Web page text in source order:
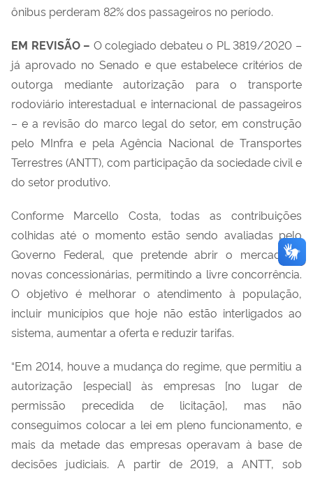
ônibus perderam 82% dos passageiros no período.
EM REVISÃO – O colegiado debateu o PL 3819/2020 –
já aprovado no Senado e que estabelece critérios de
outorga mediante autorização para o transporte
rodoviário interestadual e internacional de passageiros
– e a revisão do marco legal do setor, em construção
pelo MInfra e pela Agência Nacional de Transportes
Terrestres (ANTT), com participação da sociedade civil e
do setor produtivo.
Conforme Marcello Costa, todas as contribuições
colhidas até o momento estão sendo avaliadas pelo
Governo Federal, que pretende abrir o mercado a
novas concessionárias, permitindo a livre concorrência.
O objetivo é melhorar o atendimento à população,
incluir municípios que hoje não estão interligados ao
sistema, aumentar a oferta e reduzir tarifas.
“Em 2014, houve a mudança do regime, que permitiu a
autorização [especial] às empresas [no lugar de
permissão precedida de licitação], mas não
conseguimos colocar a lei em pleno funcionamento, e
mais da metade das empresas operavam à base de
decisões judiciais. A partir de 2019, a ANTT, sob